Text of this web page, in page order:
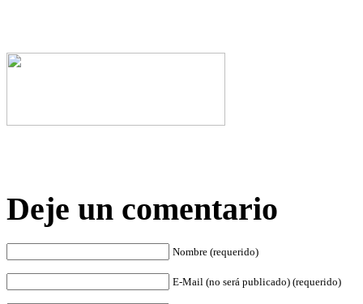
Deje un comentario
Nombre (requerido)
E-Mail (no será publicado) (requerido)